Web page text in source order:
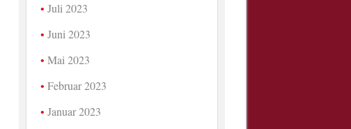
Juli 2023
Juni 2023
Mai 2023
Februar 2023
Januar 2023